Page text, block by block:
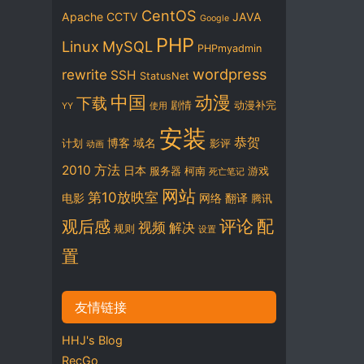
Apache CCTV CentOS Google JAVA
Linux MySQL PHP PHPmyadmin
rewrite SSH StatusNet wordpress
YY 下载 中国 使用 剧情 动漫 动漫补完
计划 动画 博客 域名 安装 影评 恭贺
2010 方法 日本 服务器 柯南 死亡笔记 游戏
电影 第10放映室 网站 网络 翻译 腾讯
观后感 规则 视频 解决 设置 评论 配
置
友情链接
HHJ's Blog
RecGo